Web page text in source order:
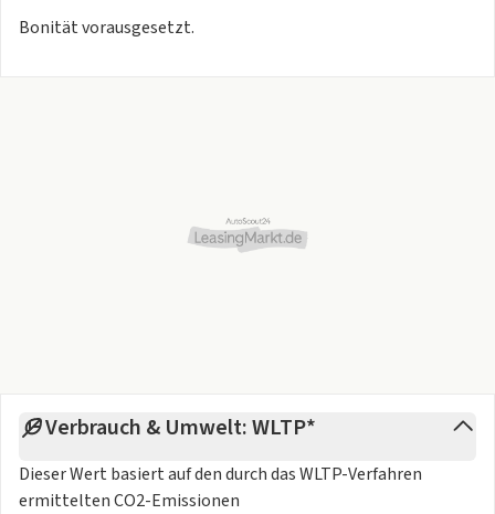
Bonität vorausgesetzt.
Verbrauch & Umwelt: WLTP*
Dieser Wert basiert auf den durch dasWLTP-Verfahren
ermittelten CO2-Emissionen